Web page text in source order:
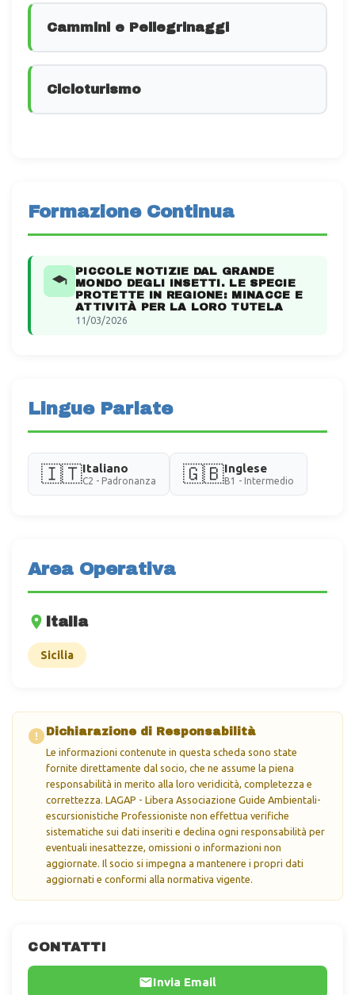
CONTATTI
Invia Email
Cammini e Pellegrinaggi
Cicloturismo
Formazione Continua
PICCOLE NOTIZIE DAL GRANDE
MONDO DEGLI INSETTI. LE SPECIE
PROTETTE IN REGIONE: MINACCE E
ATTIVITÀ PER LA LORO TUTELA
11/03/2026
Lingue Parlate
🇮🇹Italiano
C2 - Padronanza 🇬🇧Inglese
B1 - Intermedio
Area Operativa
Italia
Sicilia
Dichiarazione di Responsabilità
Le informazioni contenute in questa scheda sono state
fornite direttamente dal socio, che ne assume la piena
responsabilità in merito alla loro veridicità, completezza e
correttezza. LAGAP - Libera Associazione Guide Ambientali-
escursionistiche Professioniste non effettua verifiche
sistematiche sui dati inseriti e declina ogni responsabilità per
eventuali inesattezze, omissioni o informazioni non
aggiornate. Il socio si impegna a mantenere i propri dati
aggiornati e conformi alla normativa vigente.